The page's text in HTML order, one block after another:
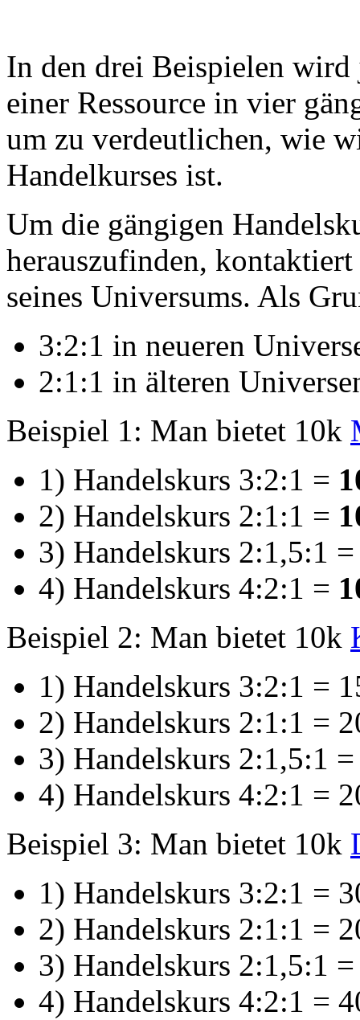
In den drei Beispielen
einer Ressource in vier
um zu verdeutlichen, wie
Handelkurses ist.
Um die gängigen
herauszufinden,
seines Universums. Als
3:2:1 in neueren
2:1:1 in älteren
Beispiel 1: Man bietet 10k
1) Handelskurs 3:2:1 =
2) Handelskurs 2:1:1 =
3) Handelskurs 2:1,5:1
4) Handelskurs 4:2:1 =
Beispiel 2: Man bietet 10k
1) Handelskurs 3:2:1 =
2) Handelskurs 2:1:1 =
3) Handelskurs 2:1,5:1
4) Handelskurs 4:2:1 =
Beispiel 3: Man bietet 10k
1) Handelskurs 3:2:1 =
2) Handelskurs 2:1:1 =
3) Handelskurs 2:1,5:1
4) Handelskurs 4:2:1 =